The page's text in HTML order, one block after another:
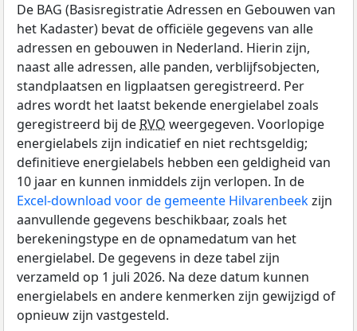
De BAG (Basisregistratie Adressen en Gebouwen van
het Kadaster) bevat de officiële gegevens van alle
adressen en gebouwen in Nederland. Hierin zijn,
naast alle adressen, alle panden, verblijfsobjecten,
standplaatsen en ligplaatsen geregistreerd. Per
adres wordt het laatst bekende energielabel zoals
geregistreerd bij de RVO weergegeven. Voorlopige
energielabels zijn indicatief en niet rechtsgeldig;
definitieve energielabels hebben een geldigheid van
10 jaar en kunnen inmiddels zijn verlopen. In de
Excel-download voor de gemeente Hilvarenbeekzijn
aanvullende gegevens beschikbaar, zoals het
berekeningstype en de opnamedatum van het
energielabel. De gegevens in deze tabel zijn
verzameld op 1 juli 2026. Na deze datum kunnen
energielabels en andere kenmerken zijn gewijzigd of
opnieuw zijn vastgesteld.